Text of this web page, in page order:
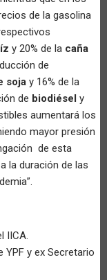
de la gasolina
y 20% de la caña
de
soja y 16% de la
de biodiésel y
aumentará los
mayor presión
de esta
la duración de las
IICA.
YPF y ex Secretario